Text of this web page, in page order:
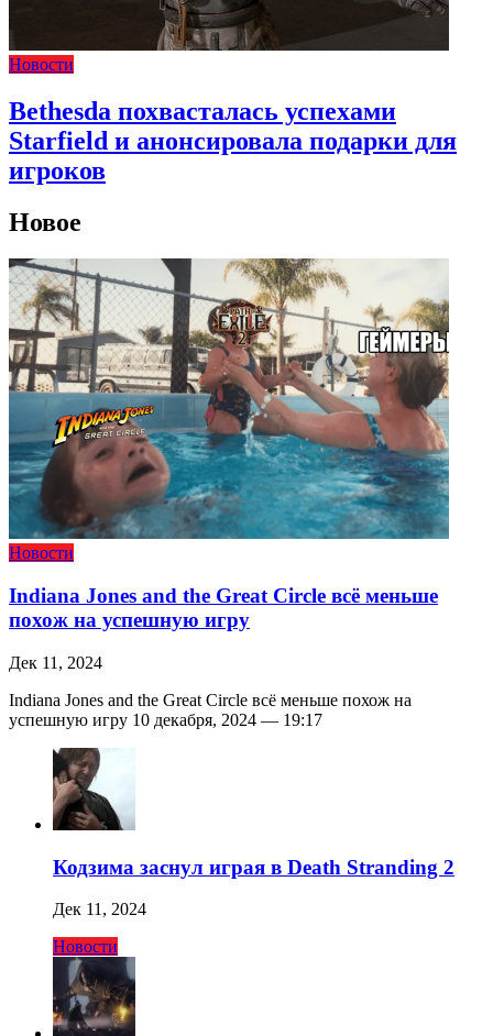
Новости
Bethesda похвасталась успехами
Starfield и анонсировала подарки для
игроков
Новое
Новости
Indiana Jones and the Great Circle всё меньше
похож на успешную игру
Дек 11, 2024
Indiana Jones and the Great Circle всё меньше похож на
успешную игру 10 декабря, 2024 — 19:17
Кодзима заснул играя в Death Stranding 2
Дек 11, 2024
Новости